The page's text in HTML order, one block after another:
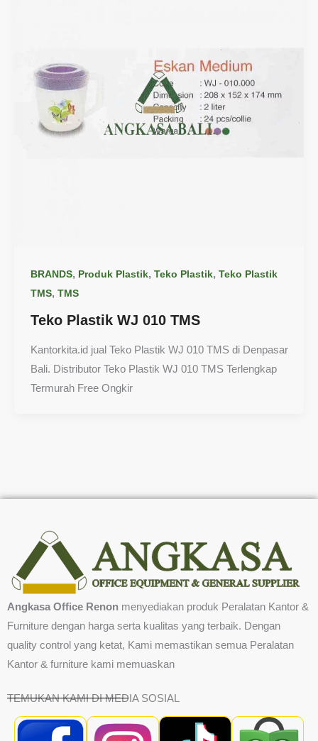
BRANDS, Produk Plastik, Teko Plastik, Teko Plastik
TMS, TMS
Teko Plastik WJ 010 TMS
Kantorkita.id jual Teko Plastik WJ 010 TMS di Denpasar
Bali. Distributor Teko Plastik WJ 010 TMS Terlengkap
Termurah Free Ongkir
Angkasa Office Renon menyediakan produk Peralatan Kantor &
Furniture dengan harga serta kualitas yang terbaik. Dengan
quality control yang ketat, Kami memastikan semua Peralatan
Kantor & furniture kami memuaskan
TEMUKAN KAMI DI MEDIA SOSIAL